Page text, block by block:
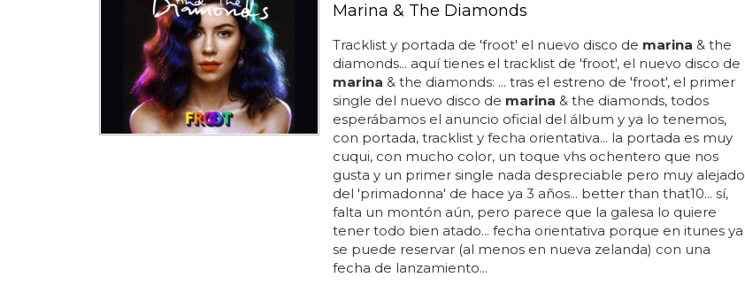
Marina & The Diamonds
Tracklist y portada de 'froot' el nuevo disco de marina & the
diamonds... aquí tienes el tracklist de 'froot', el nuevo disco de
marina & the diamonds: ... tras el estreno de 'froot', el primer
single del nuevo disco de marina & the diamonds, todos
esperábamos el anuncio oficial del álbum y ya lo tenemos,
con portada, tracklist y fecha orientativa... la portada es muy
cuqui, con mucho color, un toque vhs ochentero que nos
gusta y un primer single nada despreciable pero muy alejado
del 'primadonna' de hace ya 3 años... better than that10... sí,
falta un montón aún, pero parece que la galesa lo quiere
tener todo bien atado... fecha orientativa porque en itunes ya
se puede reservar (al menos en nueva zelanda) con una
fecha de lanzamiento...